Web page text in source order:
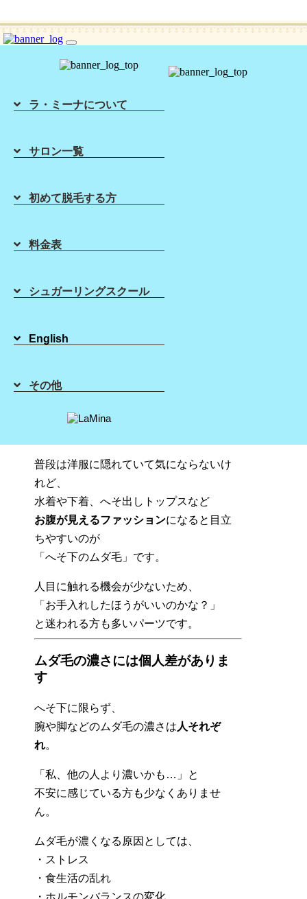
toggle
ラ・ミーナについて
サロン一覧
初めて脱毛する方
料金表
シュガーリングスクール
English
その他
シュガーリング脱毛ならLa Mina（ラミーナ）へ！渋谷・六本木・新宿・宇都宮・札幌
ホーム初めて脱毛する方
VIO+へそ下脱毛☆ブラジリア
ング脱毛LaMina☆
2020年11月22日
へそ下のムダ毛、気になっていま
普段は洋服に隠れていて気にならないけ
れど、
水着や下着、へそ出しトップスなど
お腹が見えるファッションになると目立
ちやすいのが
「へそ下のムダ毛」です。
人目に触れる機会が少ないため、
「お手入れしたほうがいいのかな？」
と迷われる方も多いパーツです。
ムダ毛の濃さには個人差がありま
す
へそ下に限らず、
腕や脚などのムダ毛の濃さは 人それぞ
れ。
「私、他の人より濃いかも…」と
不安に感じている方も少なくありませ
ん。
ムダ毛が濃くなる原因としては、
・ストレス
・食生活の乱れ
・ホルモンバランスの変化